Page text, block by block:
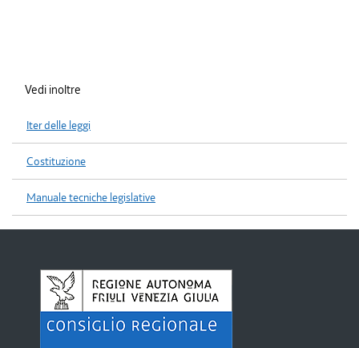
Vedi inoltre
Iter delle leggi
Costituzione
Manuale tecniche legislative